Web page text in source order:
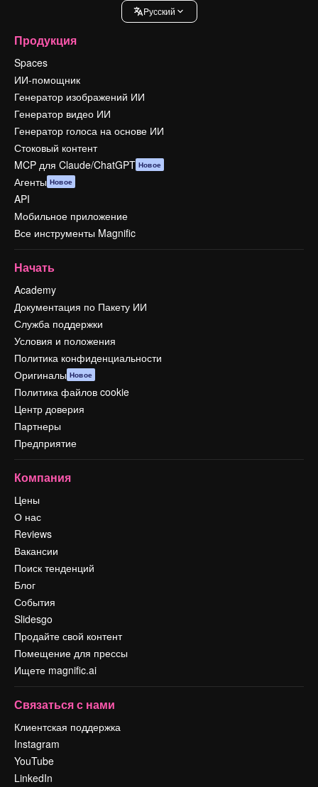
Pусский
Продукция
Spaces
ИИ-помощник
Генератор изображений ИИ
Генератор видео ИИ
Генератор голоса на основе ИИ
Стоковый контент
MCP для Claude/ChatGPT Новое
Агенты Новое
API
Мобильное приложение
Все инструменты Magnific
Начать
Academy
Документация по Пакету ИИ
Служба поддержки
Условия и положения
Политика конфиденциальности
Оригиналы Новое
Политика файлов cookie
Центр доверия
Партнеры
Предприятие
Компания
Цены
О нас
Reviews
Вакансии
Поиск тенденций
Блог
События
Slidesgo
Продайте свой контент
Помещение для прессы
Ищете magnific.ai
Связаться с нами
Клиентская поддержка
Instagram
YouTube
LinkedIn